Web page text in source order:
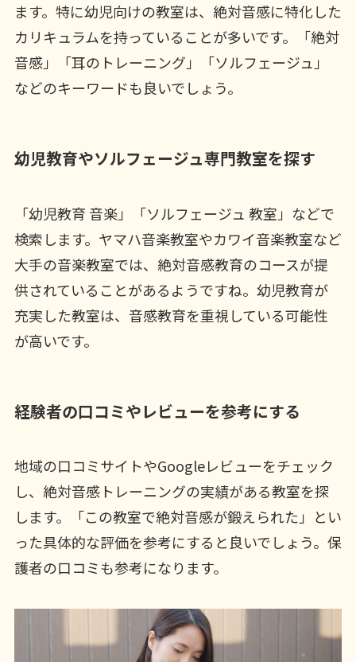
ます。特に幼児向けの教室は、絶対音感に特化した
カリキュラムを持っていることが多いです。「絶対
音感」「耳のトレーニング」「ソルフェージュ」
などのキーワードも良いでしょう。
幼児教育やソルフェージュ専門教室を探す
「幼児教育 音楽」「ソルフェージュ 教室」などで
検索します。ヤマハ音楽教室やカワイ音楽教室など
大手の音楽教室では、絶対音感教育のコースが提
供されていることがあるようですね。幼児教育が
充実した教室は、音感教育を重視している可能性
が高いです。
経験者の口コミやレビューを参考にする
地域の口コミサイトやGoogleレビューをチェック
し、絶対音感トレーニングの実績がある教室を探
します。「この教室で絶対音感が鍛えられた」とい
った具体的な評価を参考にすると良いでしょう。保
護者の口コミも参考になります。